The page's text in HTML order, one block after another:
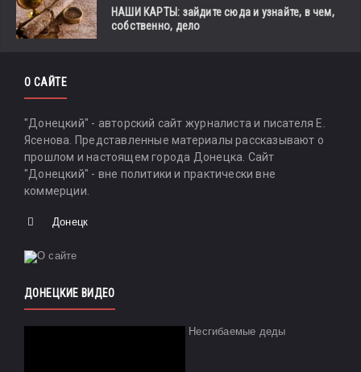
НАШИ КАРТЫ: зайдите сюда и узнайте, в чем,
собственно, дело
О САЙТЕ
"Донецкий" - авторский сайт журналиста и писателя Е.
Ясенова. Представленные материалы рассказывают о
прошлом и настоящем города Донецка. Сайт
"Донецкий" - вне политики и практически вне
коммерции.
Донецк
ДОНЕЦКИЕ ВИДЕО
Несгибаемые деды